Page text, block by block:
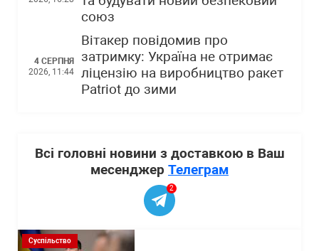
союз
4 СЕРПНЯ
2026, 11:44
Вітакер повідомив про
затримку: Україна не отримає
ліцензію на виробництво ракет
Patriot до зими
Всі головні новини з доставкою в Ваш
месенджер Телеграм
2
Суспільство